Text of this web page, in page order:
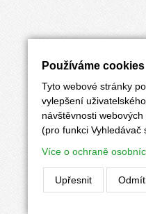
Používáme cookies
Tyto webové stránky
vylepšení
návštěvnosti
(pro funkci Vyhledávač
Více o ochraně
Upřesnit